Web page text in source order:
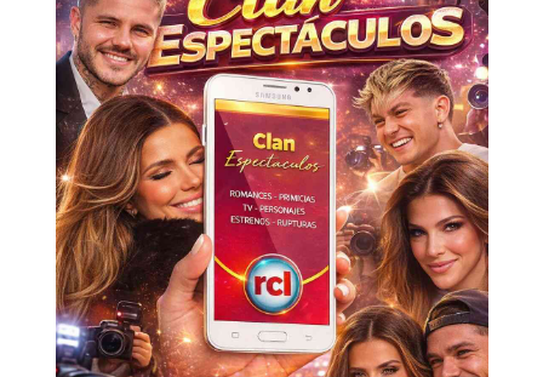
Don't miss
out!
Sing up for our newsletter
to stay in the loop.